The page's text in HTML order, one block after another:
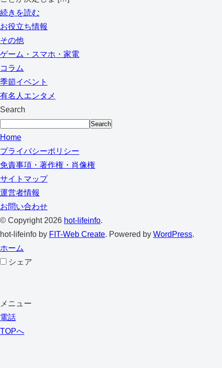
続きを読む
お役立ち情報
その他
ゲーム・スマホ・家電
コラム
季節イベント
有名人エンタメ
Search
Search
Home
プライバシーポリシー
免責事項・著作権・肖像権
サイトマップ
運営者情報
お問い合わせ
© Copyright 2026 hot-lifeinfo.
hot-lifeinfo by FIT-Web Create. Powered by WordPress.
ホーム
シェア
メニュー
電話
TOPへ